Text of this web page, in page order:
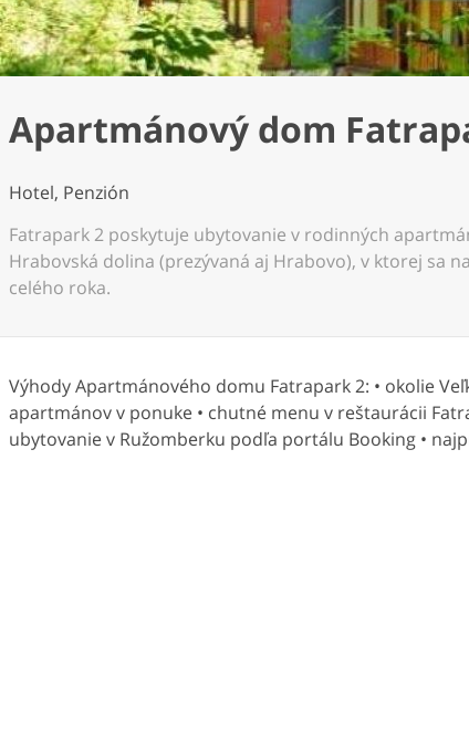
Apartmánový dom
Hotel, Penzión
Fatrapark 2 poskytuje ubytovanie v rodinných
Hrabovská dolina (prezývaná aj Hrabovo), v ktorej sa
celého roka.
Výhody Apartmánového domu Fatrapark 2: • okolie
apartmánov v ponuke • chutné menu v reštaurácii
ubytovanie v Ružomberku podľa portálu Booking •